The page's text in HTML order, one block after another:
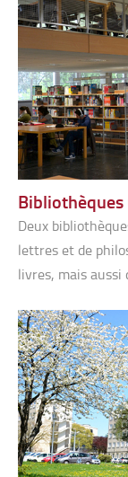
Deux
lettres et de
livres, mais